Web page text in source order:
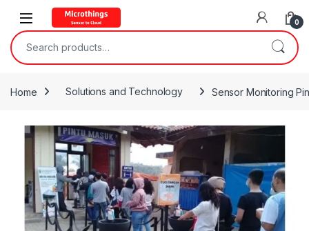
Open 0
Search for:
Home Solutions and Technology Sensor Monitoring